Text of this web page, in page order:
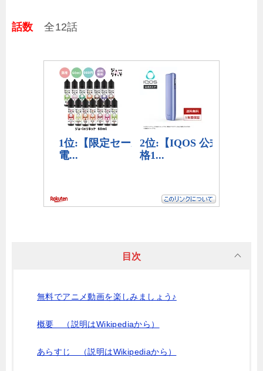
話数 全12話
目次
無料でアニメ動画を楽しみましょう♪
概要 （説明はWikipediaから）
あらすじ （説明はWikipediaから）